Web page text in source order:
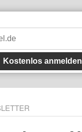
Kostenlos anmelden